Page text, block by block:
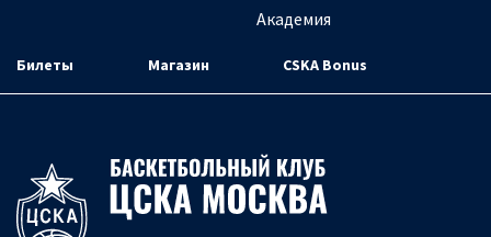
Академия
Билеты Магазин CSKA Bonus